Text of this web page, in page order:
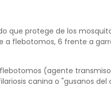
que protege de los
a flebotomos, 6 frente a
(agente
canina o "gusanos del